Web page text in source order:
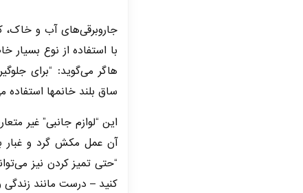
جاروبرقی‌های آب و خاک،
با استفاده از نوع بسیار
هاگر می‌گوید: “برای
ساق بلند خانمها استفاده
این “لوازم جانبی” غیر
“حتی تمیز کردن نیز
کنید – درست مانند زندگی